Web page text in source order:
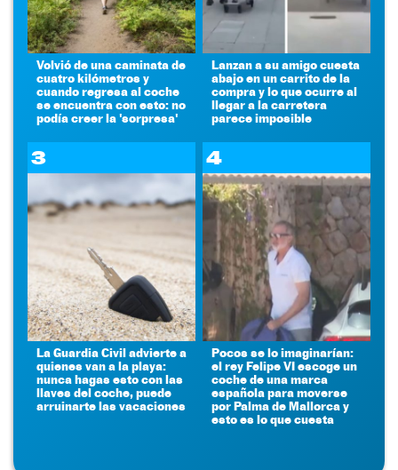
Volvió de una caminata de
cuatro kilómetros y
cuando regresa al coche
se encuentra con esto: no
podía creer la 'sorpresa'
Lanzan a su amigo cuesta
abajo en un carrito de la
compra y lo que ocurre al
llegar a la carretera
parece imposible
3
La Guardia Civil advierte a
quienes van a la playa:
nunca hagas esto con las
llaves del coche, puede
arruinarte las vacaciones
4
Pocos se lo imaginarían:
el rey Felipe VI escoge un
coche de una marca
española para moverse
por Palma de Mallorca y
esto es lo que cuesta